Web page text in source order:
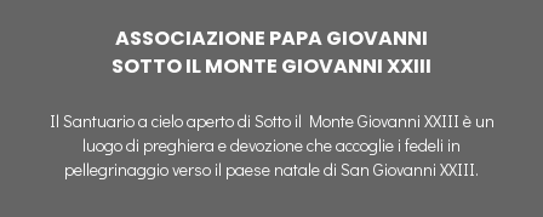
ASSOCIAZIONE PAPA GIOVANNI
SOTTO IL MONTE GIOVANNI XXIII
Il Santuario a cielo aperto di Sotto il Monte Giovanni XXIII è un
luogo di preghiera e devozione che accoglie i fedeli in
pellegrinaggio verso il paese natale di San Giovanni XXIII.